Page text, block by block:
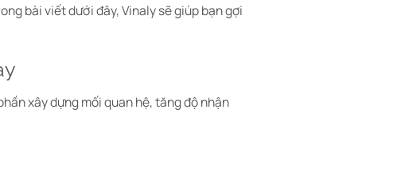
bài viết dưới đây, Vinaly sẽ giúp bạn gợi
xây dựng mối quan hệ, tăng độ nhận